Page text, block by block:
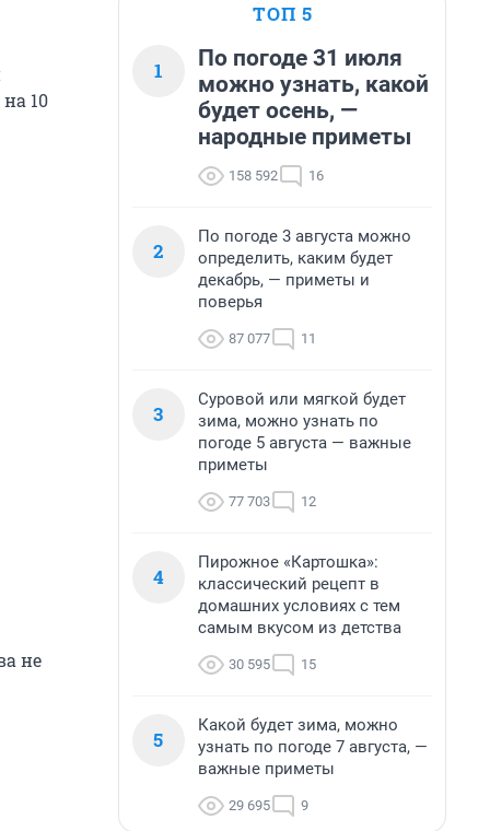
10
не
ТОП 5
1
По погоде 31 июля
можно узнать, какой
будет осень, —
народные приметы
158 592 16
2
По погоде 3 августа можно
определить, каким будет
декабрь, — приметы и
поверья
87 077 11
3
Суровой или мягкой будет
зима, можно узнать по
погоде 5 августа — важные
приметы
77 703 12
4
Пирожное «Картошка»:
классический рецепт в
домашних условиях с тем
самым вкусом из детства
30 595 15
5
Какой будет зима, можно
узнать по погоде 7 августа, —
важные приметы
29 695 9